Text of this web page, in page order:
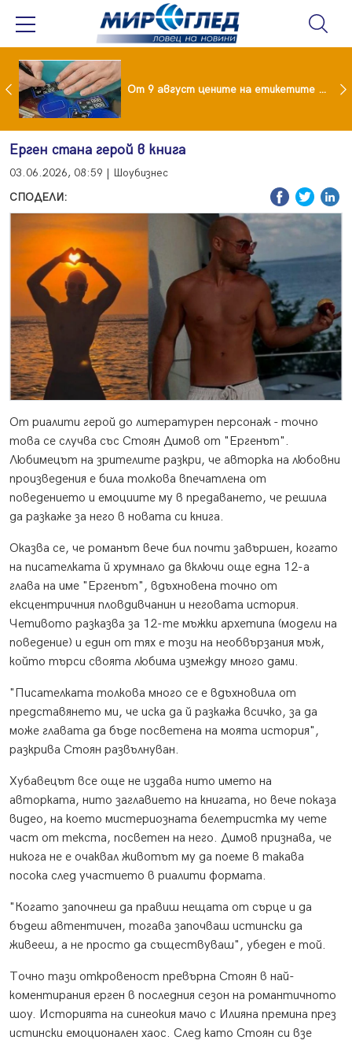
Проект за изграждане на 13-етажна "мегаджамия" разгневи жителите на Лондон От 9 август цените на етикетите само в евро
Ерген стана герой в книга
03.06.2026, 08:59 | Шоубизнес
СПОДЕЛИ:
От риалити герой до литературен персонаж - точно
това се случва със Стоян Димов от "Ергенът".
Любимецът на зрителите разкри, че авторка на любовни
произведения е била толкова впечатлена от
поведението и емоциите му в предаването, че решила
да разкаже за него в новата си книга.
Оказва се, че романът вече бил почти завършен, когато
на писателката й хрумнало да включи още една 12-а
глава на име "Ергенът", вдъхновена точно от
ексцентричния пловдивчанин и неговата история.
Четивото разказва за 12-те мъжки архетипа (модели на
поведение) и един от тях е този на необвързания мъж,
който търси своята любима измежду много дами.
"Писателката толкова много се е вдъхновила от
представянето ми, че иска да й разкажа всичко, за да
може главата да бъде посветена на моята история",
разкрива Стоян развълнуван.
Хубавецът все още не издава нито името на
авторката, нито заглавието на книгата, но вече показа
видео, на което мистериозната белетристка му чете
част от текста, посветен на него. Димов признава, че
никога не е очаквал животът му да поеме в такава
посока след участието в риалити формата.
"Когато започнеш да правиш нещата от сърце и да
бъдеш автентичен, тогава започваш истински да
живееш, а не просто да съществуваш", убеден е той.
Точно тази откровеност превърна Стоян в най-
коментирания ерген в последния сезон на романтичното
шоу. Историята на синеокия мачо с Илияна премина през
истински емоционален хаос. След като Стоян си взе